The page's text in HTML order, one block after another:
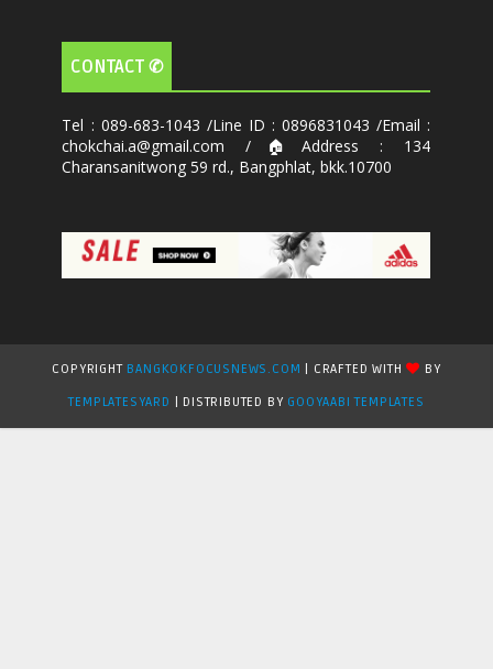
CONTACT ✆
Tel : 089-683-1043 /Line ID : 0896831043 /Email :
chokchai.a@gmail.com /🏠Address : 134
Charansanitwong 59 rd., Bangphlat, bkk.10700
COPYRIGHT BANGKOKFOCUSNEWS.COM | CRAFTED WITH
BY
TEMPLATESYARD
| DISTRIBUTED BY GOOYAABI TEMPLATES